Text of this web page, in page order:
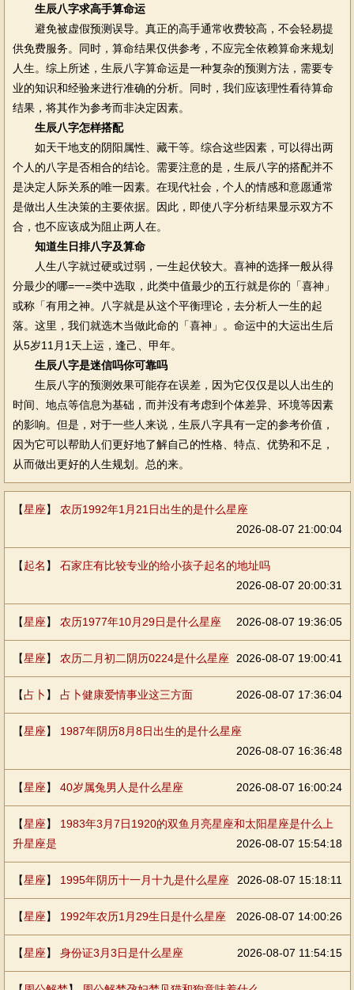
生辰八字求高手算命运
避免被虚假预测误导。真正的高手通常收费较高，不会轻易提
供免费服务。同时，算命结果仅供参考，不应完全依赖算命来规划
人生。综上所述，生辰八字算命运是一种复杂的预测方法，需要专
业的知识和经验来进行准确的分析。同时，我们应该理性看待算命
结果，将其作为参考而非决定因素。
生辰八字怎样搭配
如天干地支的阴阳属性、藏干等。综合这些因素，可以得出两
个人的八字是否相合的结论。需要注意的是，生辰八字的搭配并不
是决定人际关系的唯一因素。在现代社会，个人的情感和意愿通常
是做出人生决策的主要依据。因此，即使八字分析结果显示双方不
合，也不应该成为阻止两人在。
知道生日排八字及算命
人生八字就过硬或过弱，一生起伏较大。喜神的选择一般从得
分最少的哪=一=类中选取，此类中值最少的五行就是你的「喜神」
或称「有用之神。八字就是从这个平衡理论，去分析人一生的起
落。这里，我们就选木当做此命的「喜神」。命运中的大运出生后
从5岁11月1天上运，逢己、甲年。
生辰八字是迷信吗你可靠吗
生辰八字的预测效果可能存在误差，因为它仅仅是以人出生的
时间、地点等信息为基础，而并没有考虑到个体差异、环境等因素
的影响。但是，对于一些人来说，生辰八字具有一定的参考价值，
因为它可以帮助人们更好地了解自己的性格、特点、优势和不足，
从而做出更好的人生规划。总的来。
【星座】 农历1992年1月21日出生的是什么星座
2026-08-07 21:00:04
【起名 】 石家庄有比较专业的给小孩子起名的地址吗
2026-08-07 20:00:31
【星座】 农历1977年10月29日是什么星座 2026-08-07 19:36:05
【星座】 农历二月初二阴历0224是什么星座 2026-08-07 19:00:41
【占卜 】 占卜健康爱情事业这三方面 2026-08-07 17:36:04
【星座】 1987年阴历8月8日出生的是什么星座
2026-08-07 16:36:48
【星座】 40岁属兔男人是什么星座 2026-08-07 16:00:24
【星座】 1983年3月7日1920的双鱼月亮星座和太阳星座是什么上
升星座是
2026-08-07 15:54:18
【星座】 1995年阴历十一月十九是什么星座 2026-08-07 15:18:11
【星座】 1992年农历1月29生日是什么星座 2026-08-07 14:00:26
【星座】 身份证3月3日是什么星座 2026-08-07 11:54:15